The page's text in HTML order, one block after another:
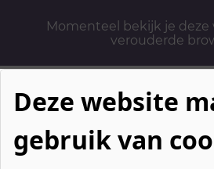
Momenteel bekijk je deze
verouderde
Mbo-opleidingen
Deze website
gebruik van